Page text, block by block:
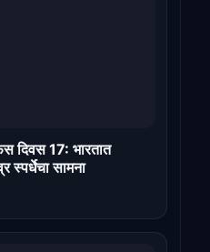
दिवस 17: भारतात
स्पर्धेचा सामना